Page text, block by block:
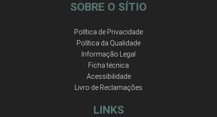
SOBRE O SÍTIO
Política de Privacidade
Política da Qualidade
Informação Legal
Ficha técnica
Acessibilidade
Livro de Reclamações
LINKS